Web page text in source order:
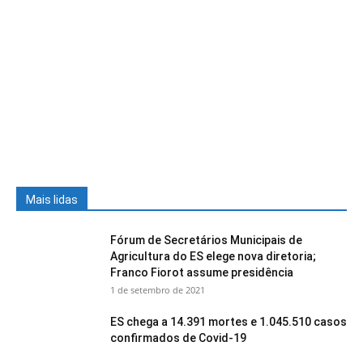
Mais lidas
Fórum de Secretários Municipais de
Agricultura do ES elege nova diretoria;
Franco Fiorot assume presidência
1 de setembro de 2021
ES chega a 14.391 mortes e 1.045.510 casos
confirmados de Covid-19